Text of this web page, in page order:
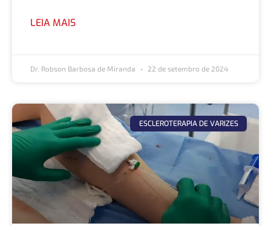
LEIA MAIS
Dr. Robson Barbosa de Miranda 22 de setembro de 2024
ESCLEROTERAPIA DE VARIZES